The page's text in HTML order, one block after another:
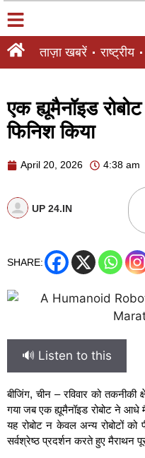
ताज़ा खबरें राष्ट्रीय
एक ह्यूमैनॉइड
फिनिश किया
April 20, 2026 4:38 am
UP 24.IN
SHARE:
🔊 Listen to this
बीजिंग, चीन – रविवार को तकनीकी
गया जब एक ह्यूमैनॉइड रोबोट ने आधे
यह रोबोट न केवल अन्य रोबोटों को
सर्वश्रेष्ठ प्रदर्शन करते हुए मैराथन